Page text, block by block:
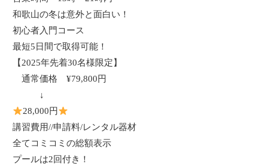
和歌山の冬は意外と面白い！
初心者入門コース
最短5日間で取得可能！
【 2025年先着30名様限定】
通常価格¥79,800円
↓
28,000円
講習費用//申請料/レンタル器材
全てコミコミの総額表示
プールは2回付き！